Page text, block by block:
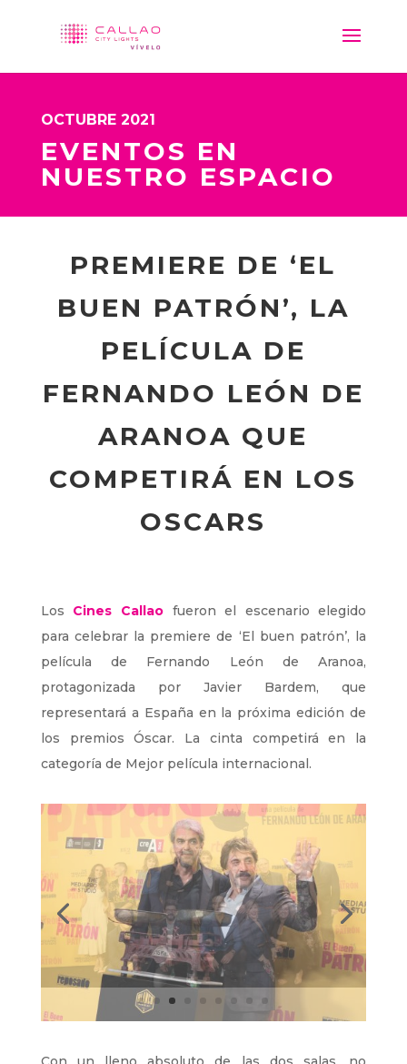
OCTUBRE 2021
EVENTOS EN
NUESTRO ESPACIO
PREMIERE DE ‘EL
BUEN PATRÓN’, LA
PELÍCULA DE
FERNANDO LEÓN DE
ARANOA QUE
COMPETIRÁ EN LOS
OSCARS
Los Cines Callao fueron el escenario elegido
para celebrar la premiere de ‘El buen patrón’, la
película de Fernando León de Aranoa,
protagonizada por Javier Bardem, que
representará a España en la próxima edición de
los premios Óscar. La cinta competirá en la
categoría de Mejor película internacional.
faltaron a la cita los protagonistas de la película y